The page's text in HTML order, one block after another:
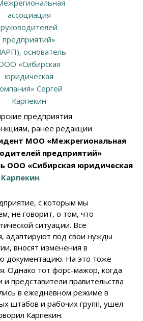
предприятия
ранее редакции
МОО «Межрегиональная
предприятий»
ООО «Сибирская юридическая
.
с которым мы
не говорит, о том, что
ситуации. Все
адаптируют под свои нужды
вносят изменения в
документацию. На это тоже
Однако тот форс-мажор, когда
представители правительства
в ежедневном режиме в
штабов и рабочих групп, ушел
Карпекин.